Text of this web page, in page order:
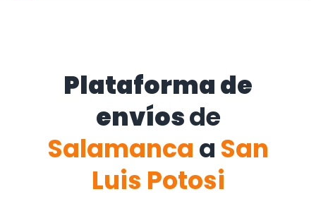
Plataforma de
envíosde
Salamanca a San
Luis Potosi